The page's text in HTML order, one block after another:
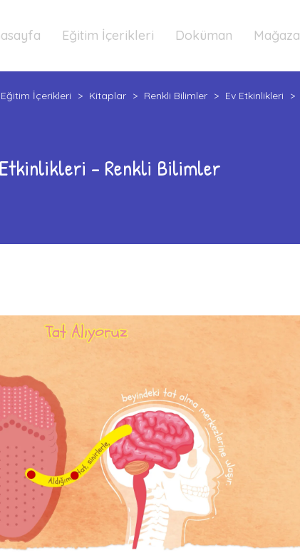
Eğitim İçerikleri Doküman Mağaza
Eğitim İçerikleri > Kitaplar > Renkli Bilimler > Ev Etkinlikleri >
– Renkli Bilimler